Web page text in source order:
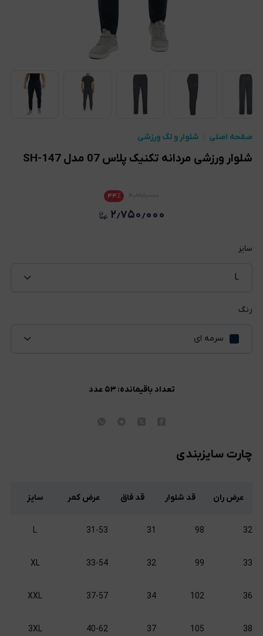
صفحه اصلی شلوار و لگ ورزشی
شلوار ورزشی مردانه تکنیک پلاس 07 مدل SH-147
۴۴٪
۲٫۷۵۰٫۰۰۰
سایز
L
رنگ
سرمه ای
تعداد باقیمانده: ۵۳ عدد
چارت سایزبندی
عرض ران قد شلوار قد فاق عرض کمر سایز
32
98
31
31-53
L
33
99
32
33-54
XL
36
102
34
37-57
XXL
38
105
37
40-62
3XL